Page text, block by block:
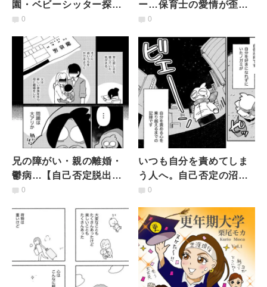
園・ベビーシッター探し
のポイントと「違和感を
0
ー…保育士の愛情が歪む
背景】元保育士が語る保
題
0
兄の障がい・親の離婚・
鬱病…【自己否定脱出を
描いた漫画作者が語る】
ヒント
0
いつも自分を責めてしま
う人へ。自己否定の沼か
ら脱出できる「カウンセ
とやり方
0